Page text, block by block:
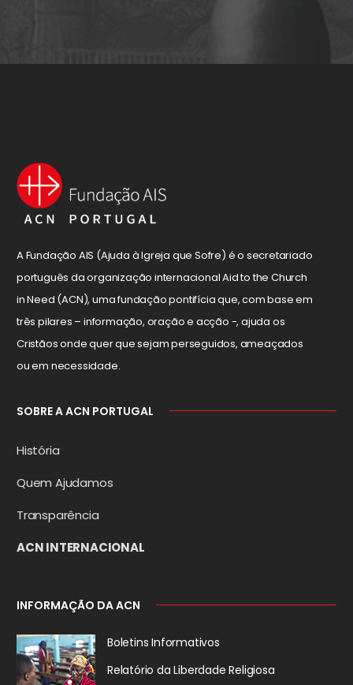
A Fundação AIS (Ajuda à Igreja que Sofre) é o secretariado
português da organização internacional Aid to the Church
in Need (ACN), uma fundação pontifícia que, com base em
três pilares – informação, oração e acção -, ajuda os
Cristãos onde quer que sejam perseguidos, ameaçados
ou em necessidade.
SOBRE A ACN PORTUGAL
História
Quem Ajudamos
Transparência
ACN INTERNACIONAL
INFORMAÇÃO DA ACN
Boletins Informativos
Relatório da Liberdade Religiosa